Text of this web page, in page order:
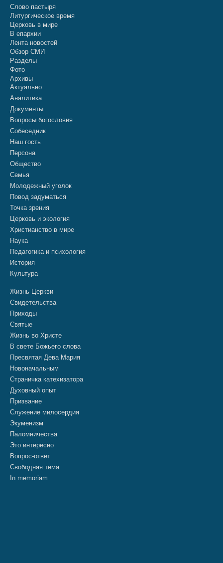
Слово пастыря
Литургическое время
Церковь в мире
В епархии
Лента новостей
Обзор СМИ
Разделы
Фото
Архивы
Актуально
Аналитика
Документы
Вопросы богословия
Собеседник
Наш гость
Персона
Общество
Семья
Молодежный уголок
Повод задуматься
Точка зрения
Церковь и экология
Христианство в мире
Наука
Педагогика и психология
История
Культура
Жизнь Церкви
Свидетельства
Приходы
Святые
Жизнь во Христе
В свете Божьего слова
Пресвятая Дева Мария
Новоначальным
Страничка катехизатора
Духовный опыт
Призвание
Служение милосердия
Экуменизм
Паломничества
Это интересно
Вопрос-ответ
Свободная тема
In memoriam